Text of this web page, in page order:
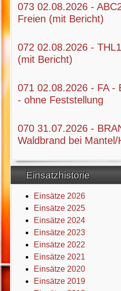
073 02.08.2026 -
Freien (mit Bericht)
072 02.08.2026 -
(mit Bericht)
071 02.08.2026 - FA -
- ohne Feststellung
070 31.07.2026 -
Waldbrand bei
Einsatzhistorie
Einsätze 2026
Einsätze 2025
Einsätze 2024
Einsätze 2023
Einsätze 2022
Einsätze 2021
Einsätze 2020
Einsätze 2019